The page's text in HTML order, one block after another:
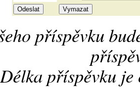
příspěvku
Délka příspěvku je